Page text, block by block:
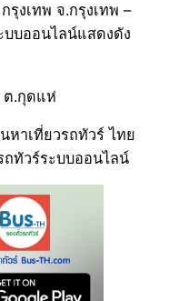
งเทพ จ.กรุงเทพ –
บออนไลน์แสดงดัง
หาเที่ยวรถทัวร์ ไทย
ถทัวร์ระบบออนไลน์